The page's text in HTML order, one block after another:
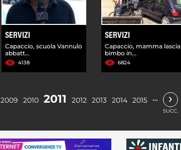
SERVIZI
Capaccio, scuola Vannulo
abbatt...
4138
SERVIZI
Capaccio, mamma lascia
bimbo in...
6824
2009 2010 2011 2012 2013 2014 2015 … ›
SUCC.